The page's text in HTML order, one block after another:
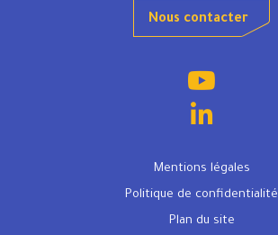
Nous contacter
Mentions légales
Politique de confidentialité
Plan du site